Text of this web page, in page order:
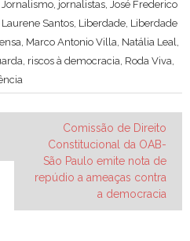
Jornalismo, jornalistas, José Frederico
Laurene Santos, Liberdade, Liberdade
, Marco Antonio Villa, Natália Leal,
, riscos à democracia, Roda Viva,
Comissão de Direito
Constitucional da OAB-
São Paulo emite nota de
repúdio a ameaças contra
a democracia